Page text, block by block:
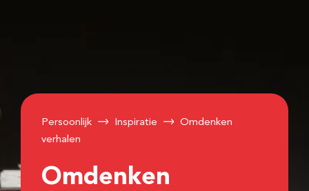
Persoonlijk Inspiratie
Omdenken
verhalen
Omdenken